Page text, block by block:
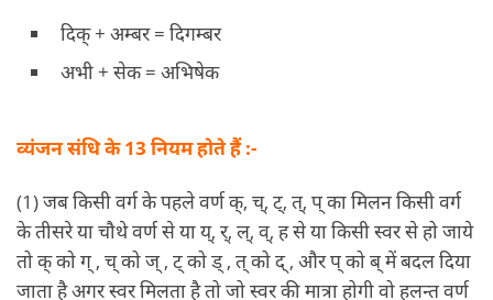
दिक् + अम्बर = दिगम्बर
अभी + सेक = अभिषेक
व्यंजन संधि के 13 नियम होते हैं :-
(1) जब किसी वर्ग के पहले वर्ण क्, च्, ट्, त्, प् का मिलन किसी वर्ग
के तीसरे या चौथे वर्ण से या य्, र्, ल्, व्, ह से या किसी स्वर से हो जाये
तो क् को ग् , च् को ज् , ट् को ड् , त् को द् , और प् को ब् में बदल दिया
जाता है अगर स्वर मिलता है तो जो स्वर की मात्रा होगी वो हलन्त वर्ण